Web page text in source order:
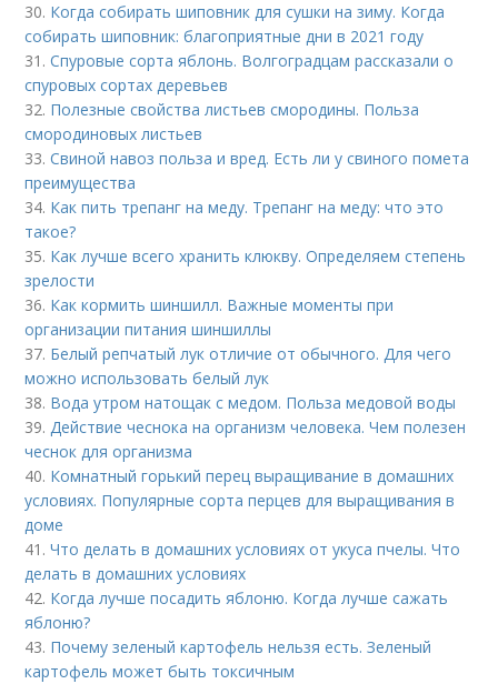
30. Когда собирать шиповник для сушки на зиму. Когда
собирать шиповник: благоприятные дни в 2021 году
31.Спуровые сорта яблонь. Волгоградцам рассказали о
спуровых сортах деревьев
32. Полезные свойства листьев смородины. Польза
смородиновых листьев
33.Свиной навоз польза и вред. Есть ли у свиного помета
преимущества
34. Как пить трепанг на меду. Трепанг на меду: что это
такое?
35. Как лучше всего хранить клюкву. Определяем степень
зрелости
36. Как кормить шиншилл. Важные моменты при
организации питания шиншиллы
37. Белый репчатый лук отличие от обычного. Для чего
можно использовать белый лук
38. Вода утром натощак с медом. Польза медовой воды
39.Действие чеснока на организм человека. Чем полезен
чеснок для организма
40. Комнатный горький перец выращивание в домашних
условиях. Популярные сорта перцев для выращивания в
доме
41.Что делать в домашних условиях от укуса пчелы. Что
делать в домашних условиях
42. Когда лучше посадить яблоню. Когда лучше сажать
яблоню?
43. Почему зеленый картофель нельзя есть. Зеленый
картофель может быть токсичным